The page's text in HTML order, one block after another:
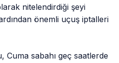
nitelendirdiği şeyi
önemli uçuş iptalleri
Cuma sabahı geç saatlerde